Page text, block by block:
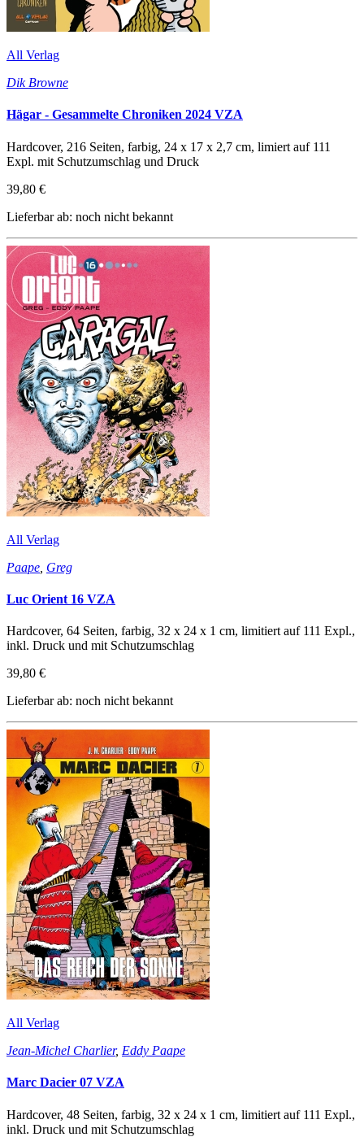
All Verlag
Dik Browne
Hägar - Gesammelte Chroniken 2024 VZA
Hardcover, 216 Seiten, farbig, 24 x 17 x 2,7 cm, limiert auf 111
Expl. mit Schutzumschlag und Druck
39,80 €
Lieferbar ab: noch nicht bekannt
All Verlag
Paape Greg
Luc Orient 16 VZA
Hardcover, 64 Seiten, farbig, 32 x 24 x 1 cm, limitiert auf 111 Expl.,
inkl. Druck und mit Schutzumschlag
39,80 €
Lieferbar ab: noch nicht bekannt
All Verlag
Jean-Michel Charlier, Eddy Paape
Marc Dacier 07 VZA
Hardcover, 48 Seiten, farbig, 32 x 24 x 1 cm, limitiert auf 111 Expl.,
inkl. Druck und mit Schutzumschlag